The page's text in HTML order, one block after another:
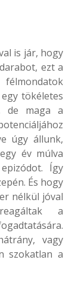
is jár, hogy
ezt a
tökéletes
de maga a
úgy állunk,
év múlva
Így
És hogy
nélkül jóval
a
vagy
szokatlan a